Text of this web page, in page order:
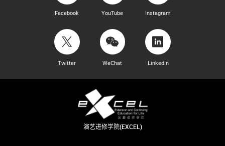
Facebook YouTube Instagram
Twitter WeChat LinkedIn
演艺进修学院(EXCEL)